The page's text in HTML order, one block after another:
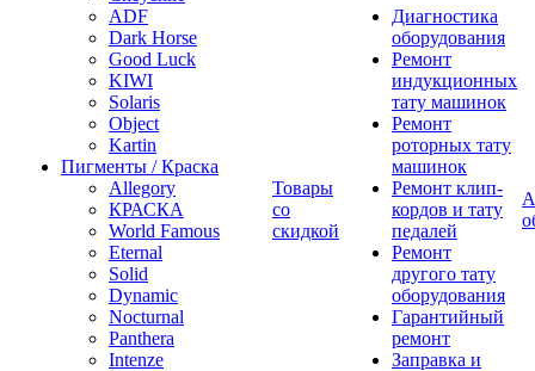
ADF
Dark Horse
Good Luck
KIWI
Solaris
Object
Kartin
Пигменты / Краска
Allegory
КРАСКА
World Famous
Eternal
Solid
Dynamic
Nocturnal
Panthera
Intenze
Товары
со
скидкой
Диагностика
оборудования
Ремонт
индукционных
тату машинок
Ремонт
роторных тату
машинок
Ремонт клип-
кордов и тату
педалей
Ремонт
другого тату
оборудования
Гарантийный
ремонт
Заправка и